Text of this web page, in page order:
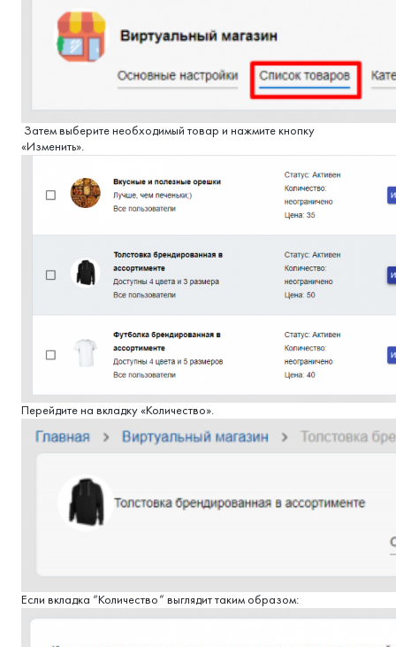
Затем выберите необходимый товар и нажмите кнопку
«Изменить».
Перейдите на вкладку «Количество».
Если вкладка “Количество” выглядит таким образом: